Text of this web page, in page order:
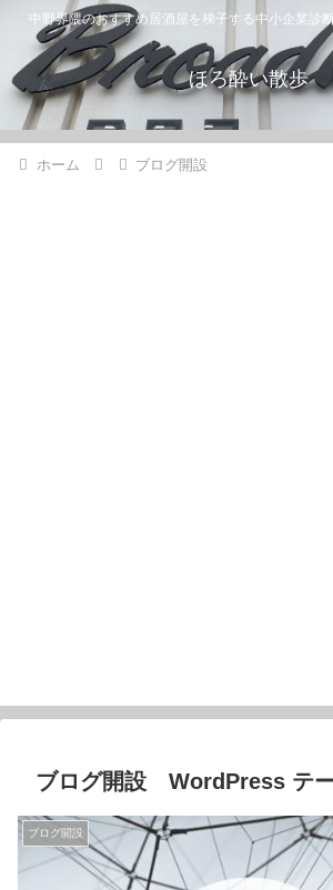
中野界隈のおすすめ居酒屋を梯子する中小企業診
ほろ酔い散歩
ホーム ブログ開設
ブログ開設 WordPress テ
ブログ開設